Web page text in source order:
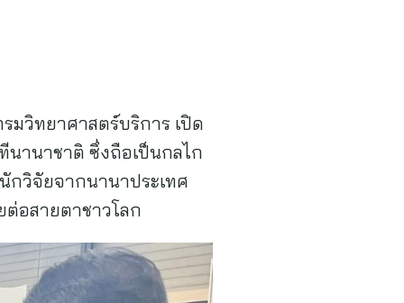
มวิทยาศาสตร์บริการ เปิด
านาชาติ ซึ่งถือเป็นกลไก
กวิจัยจากนานาประเทศ
อสายตาชาวโลก